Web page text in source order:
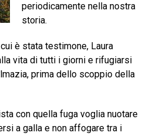
periodicamente nella nostra
storia.
è stata testimone, Laura
vita di tutti i giorni e rifugiarsi
prima dello scoppio della
con quella fuga voglia nuotare
a galla e non affogare tra i